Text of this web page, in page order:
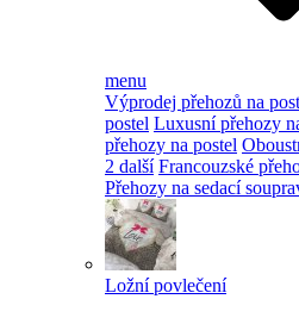
menu
Výprodej přehozů na
postel Luxusní přehozy
přehozy na postel
2 další Francouzské
Přehozy na sedací
Ložní povlečení